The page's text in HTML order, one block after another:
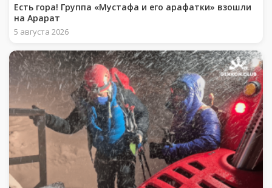
Есть гора! Группа «Мустафа и его арафатки» взошли
на Арарат
5 августа 2026